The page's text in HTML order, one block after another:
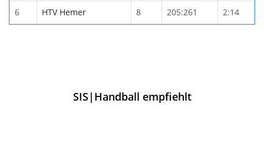
6 HTV Hemer 8 205:261 2:14
SIS|Handball empfiehlt